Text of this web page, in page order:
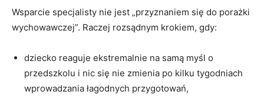
Wsparcie specjalisty nie jest „przyznaniem się do porażki
wychowawczej”. Raczej rozsądnym krokiem, gdy:
dziecko reaguje ekstremalnie na samą myśl o
przedszkolu i nic się nie zmienia po kilku tygodniach
wprowadzania łagodnych przygotowań,